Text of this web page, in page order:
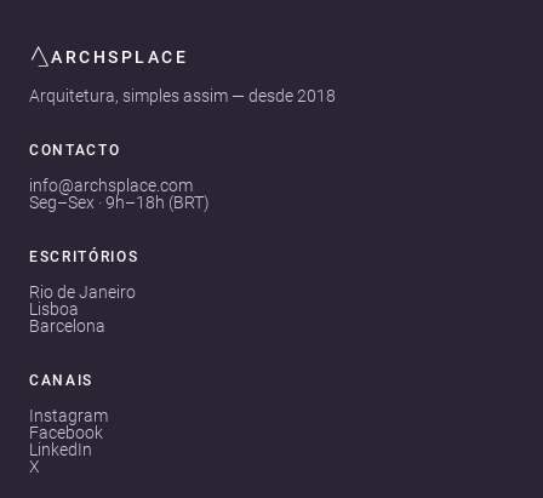
ARCHSPLACE
Arquitetura, simples assim — desde 2018
CONTACTO
info@archsplace.com
Seg–Sex · 9h–18h (BRT)
ESCRITÓRIOS
Rio de Janeiro
Lisboa
Barcelona
CANAIS
Instagram
Facebook
LinkedIn
X